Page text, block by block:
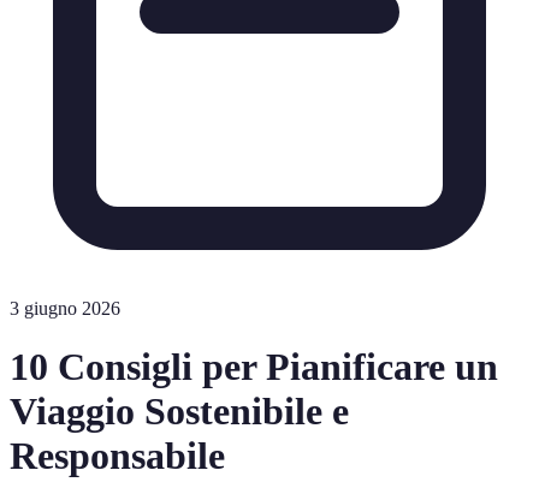
3 giugno 2026
10 Consigli per Pianificare un
Viaggio Sostenibile e
Responsabile